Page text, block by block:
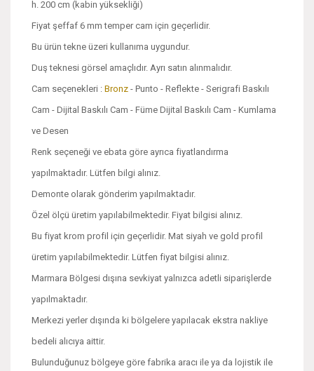
h. 200 cm (kabin yüksekliği)
Fiyat şeffaf 6 mm temper cam için geçerlidir.
Bu ürün tekne üzeri kullanıma uygundur.
Duş teknesi görsel amaçlıdır. Ayrı satın alınmalıdır.
Cam seçenekleri : Bronz - Punto - Reflekte - Serigrafi Baskılı
Cam - Dijital Baskılı Cam - Füme Dijital Baskılı Cam - Kumlama
ve Desen
Renk seçeneği ve ebata göre ayrıca fiyatlandırma
yapılmaktadır. Lütfen bilgi alınız.
Demonte olarak gönderim yapılmaktadır.
Özel ölçü üretim yapılabilmektedir. Fiyat bilgisi alınız.
Bu fiyat krom profil için geçerlidir. Mat siyah ve gold profil
üretim yapılabilmektedir. Lütfen fiyat bilgisi alınız.
Marmara Bölgesi dışına sevkiyat yalnızca adetli siparişlerde
yapılmaktadır.
Merkezi yerler dışında ki bölgelere yapılacak ekstra nakliye
bedeli alıcıya aittir.
Bulunduğunuz bölgeye göre fabrika aracı ile ya da lojistik ile